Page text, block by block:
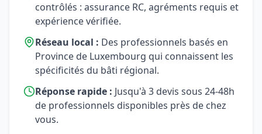
contrôlés : assurance RC, agréments requis et
expérience vérifiée.
Réseau local : Des professionnels basés en
Province de Luxembourg qui connaissent les
spécificités du bâti régional.
Réponse rapide : Jusqu'à 3 devis sous 24-48h
de professionnels disponibles près de chez
vous.